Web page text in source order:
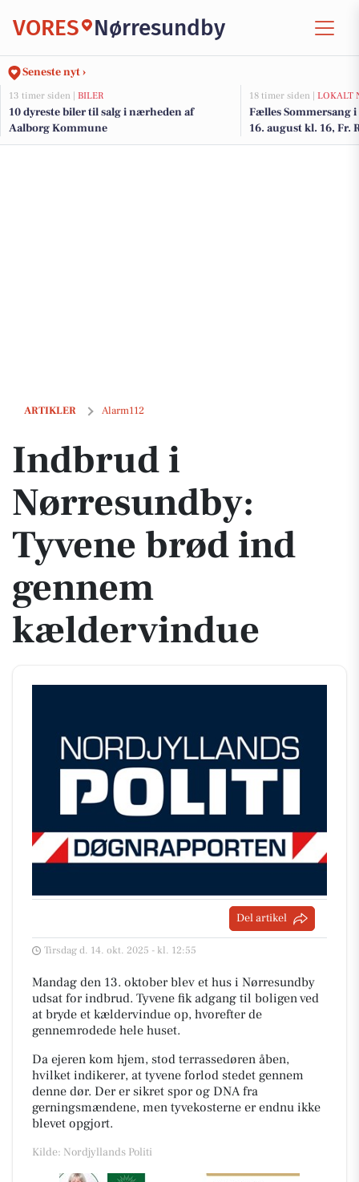
VORES Nørresundby
Seneste nyt ›
13 timer siden | BILER
10 dyreste biler til salg i nærheden af
Aalborg Kommune
18 timer siden | LOKALT
Fælles Sommersang
16. august kl. 16, Fr.
ARTIKLER Alarm112
Indbrud i Nørresundby: Tyvene brød ind gennem kældervindue
Indbrud i
Nørresundby:
Tyvene brød ind
gennem
kældervindue
Del artikel
Tirsdag d. 14. okt. 2025 - kl. 12:55
Mandag den 13. oktober blev et hus i Nørresundby
udsat for indbrud. Tyvene fik adgang til boligen ved
at bryde et kældervindue op, hvorefter de
gennemrodede hele huset.
Da ejeren kom hjem, stod terrassedøren åben,
hvilket indikerer, at tyvene forlod stedet gennem
denne dør. Der er sikret spor og DNA fra
gerningsmændene, men tyvekosterne er endnu ikke
blevet opgjort.
Kilde: Nordjyllands Politi